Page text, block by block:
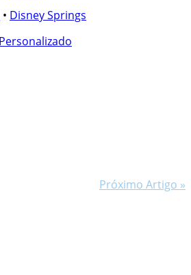
• Disney Springs
Próximo Artigo »